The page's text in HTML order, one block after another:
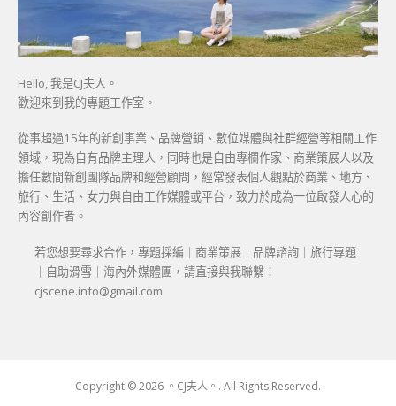
Hello, 我是CJ夫人。
歡迎來到我的專題工作室。
從事超過15年的新創事業、品牌營銷、數位媒體與社群經營等相關工作
領域，現為自有品牌主理人，同時也是自由專欄作家、商業策展人以及
擔任數間新創團隊品牌和經營顧問，經常發表個人觀點於商業、地方、
旅行、生活、女力與自由工作媒體或平台，致力於成為一位啟發人心的
內容創作者。
若您想要尋求合作，專題採編｜商業策展｜品牌諮詢｜旅行專題
｜自助滑雪｜海內外媒體團，請直接與我聯繫：
cjscene.info@gmail.com
Copyright © 2026 。CJ夫人。. All Rights Reserved.